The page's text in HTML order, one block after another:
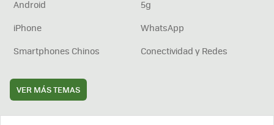
Android
5g
iPhone
WhatsApp
Smartphones Chinos
Conectividad y Redes
VER MÁS TEMAS